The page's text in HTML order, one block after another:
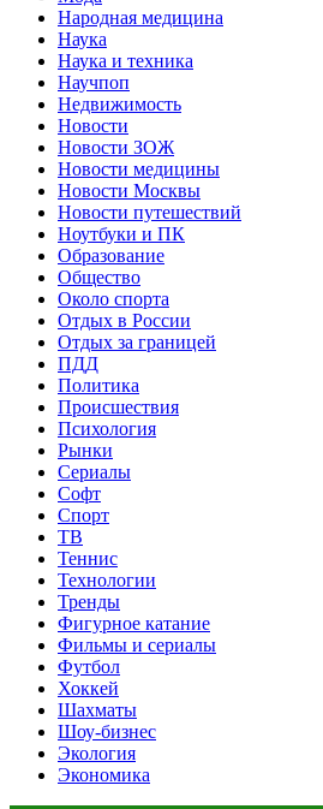
Народная медицина
Наука
Наука и техника
Научпоп
Недвижимость
Новости
Новости ЗОЖ
Новости медицины
Новости Москвы
Новости путешествий
Ноутбуки и ПК
Образование
Общество
Около спорта
Отдых в России
Отдых за границей
ПДД
Политика
Происшествия
Психология
Рынки
Сериалы
Софт
Спорт
ТВ
Теннис
Технологии
Тренды
Фигурное катание
Фильмы и сериалы
Футбол
Хоккей
Шахматы
Шоу-бизнес
Экология
Экономика